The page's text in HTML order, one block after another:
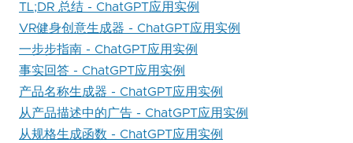
TL;DR 总结 - ChatGPT应用实例
VR健身创意生成器 - ChatGPT应用实例
一步步指南 - ChatGPT应用实例
事实回答 - ChatGPT应用实例
产品名称生成器 - ChatGPT应用实例
从产品描述中的广告 - ChatGPT应用实例
从规格生成函数 - ChatGPT应用实例